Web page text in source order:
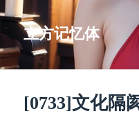
立方记忆体
[0733]文化隔